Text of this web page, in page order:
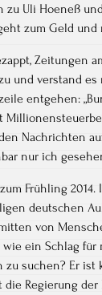
zu Uli Hoeneß
zum Geld und
Zeitungen
und verstand
entgehen:
Nachrichten
nur ich
Frühling
deutschen
von
ein Schlag
suchen? Er ist
Regierung